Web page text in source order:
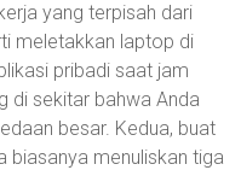
yang terpisah dari
meletakkan laptop di
pribadi saat jam
di sekitar bahwa Anda
besar. Kedua, buat
biasanya menuliskan tiga